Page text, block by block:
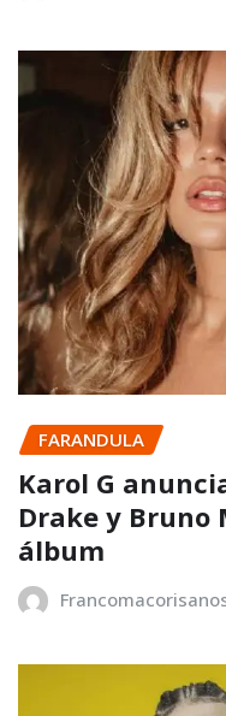
FARANDULA
Karol G
Drake y Bruno
álbum